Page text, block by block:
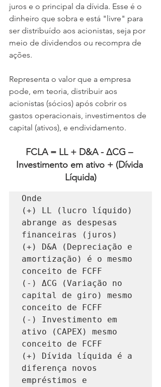
juros e o principal da dívida. Esse é o
dinheiro que sobra e está "livre" para
ser distribuído aos acionistas, seja por
meio de dividendos ou recompra de
ações.
Representa o valor que a empresa
pode, em teoria, distribuir aos
acionistas (sócios) após cobrir os
gastos operacionais, investimentos de
capital (ativos), e endividamento.
FCLA = LL + D&A - ΔCG –
Investimento em ativo + (Dívida
Líquida)
Onde
(+) LL (lucro líquido)
abrange as despesas
financeiras (juros)
(+) D&A (Depreciação e
amortização) é o mesmo
conceito de FCFF
(-) ΔCG (Variação no
capital de giro) mesmo
conceito de FCFF
(-) Investimento em
ativo (CAPEX) mesmo
conceito de FCFF
(+) Dívida líquida é a
diferença novos
empréstimos e